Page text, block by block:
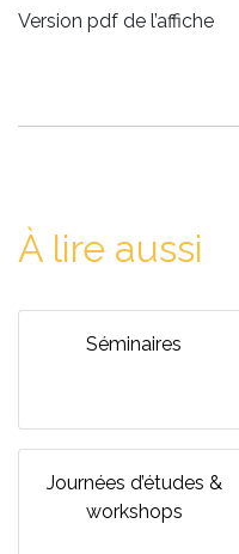
Version pdf de l’affiche
À lire aussi
Séminaires
Journées d’études &
workshops